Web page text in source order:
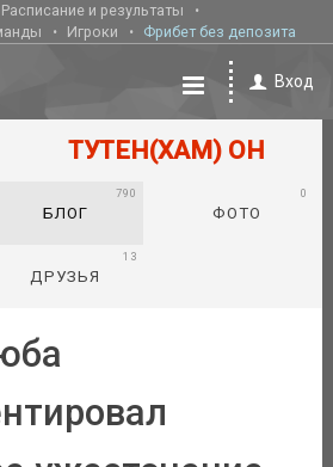
Расписание и результаты
Игроки Фрибет без депозита
Вход
ТУТЕН(ХАМ) ОН
БЛОГ
790
ФОТО
0
ДРУЗЬЯ
13